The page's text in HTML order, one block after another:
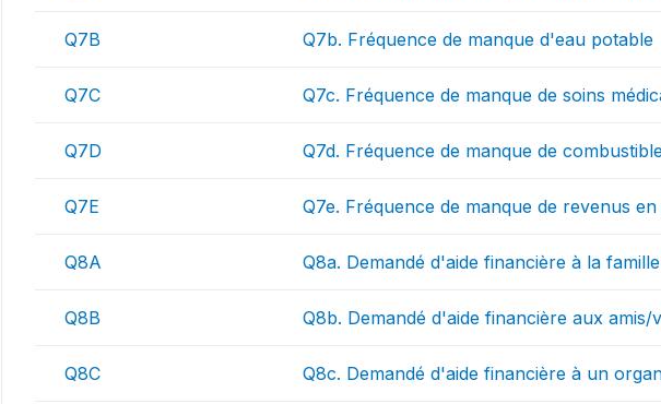
Q7B Q7b. Fréquence de manque d'eau potable
Q7C Q7c. Fréquence de manque de soins
Q7D Q7d. Fréquence de manque de
Q7E Q7e. Fréquence de manque de revenus en
Q8A Q8a. Demandé d'aide financière à la famille
Q8B Q8b. Demandé d'aide financière aux amis/
Q8C Q8c. Demandé d'aide financière à un